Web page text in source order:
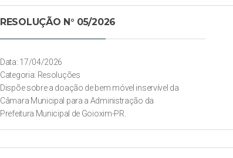
RESOLUÇÃO N° 05/2026
Data: 17/04/2026
Categoria: Resoluções
Dispõe sobre a doação de bem móvel inservível da
Câmara Municipal para a Administração da
Prefeitura Municipal de Goioxim-PR.